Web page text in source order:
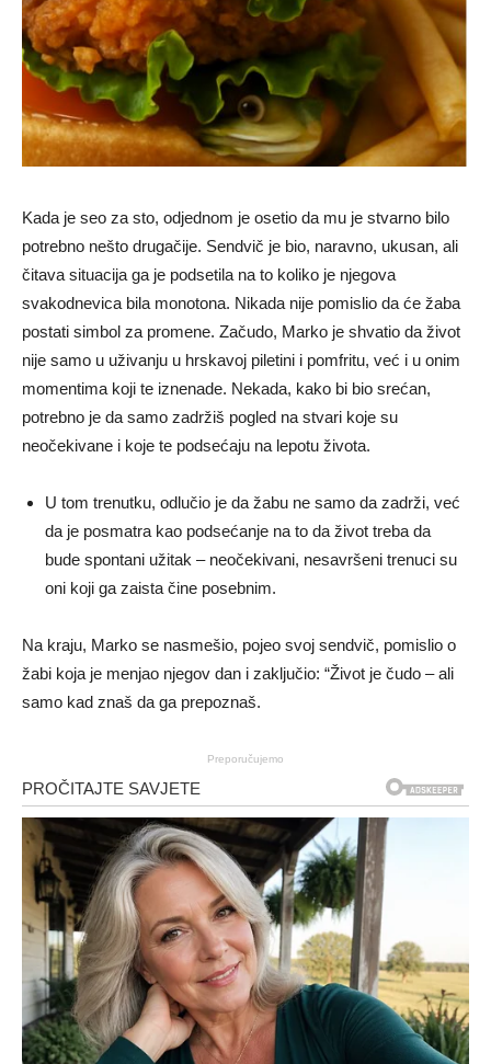
Kada je seo za sto, odjednom je osetio da mu je stvarno bilo
potrebno nešto drugačije. Sendvič je bio, naravno, ukusan, ali
čitava situacija ga je podsetila na to koliko je njegova
svakodnevica bila monotona. Nikada nije pomislio da će žaba
postati simbol za promene. Začudo, Marko je shvatio da život
nije samo u uživanju u hrskavoj piletini i pomfritu, već i u onim
momentima koji te iznenade. Nekada, kako bi bio srećan,
potrebno je da samo zadržiš pogled na stvari koje su
neočekivane i koje te podsećaju na lepotu života.
U tom trenutku, odlučio je da žabu ne samo da zadrži, već
da je posmatra kao podsećanje na to da život treba da
bude spontani užitak – neočekivani, nesavršeni trenuci su
oni koji ga zaista čine posebnim.
Na kraju, Marko se nasmešio, pojeo svoj sendvič, pomislio o
žabi koja je menjao njegov dan i zaključio: “Život je čudo – ali
samo kad znaš da ga prepoznaš.
Preporučujemo